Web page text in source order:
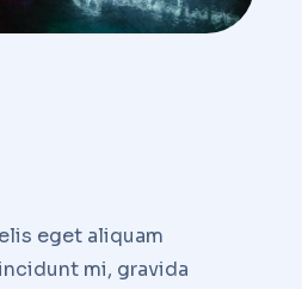
eget aliquam
mi, gravida